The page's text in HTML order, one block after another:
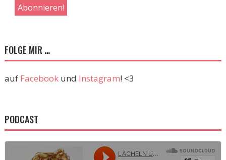
FOLGE MIR …
auf Facebookund Instagram! <3
PODCAST